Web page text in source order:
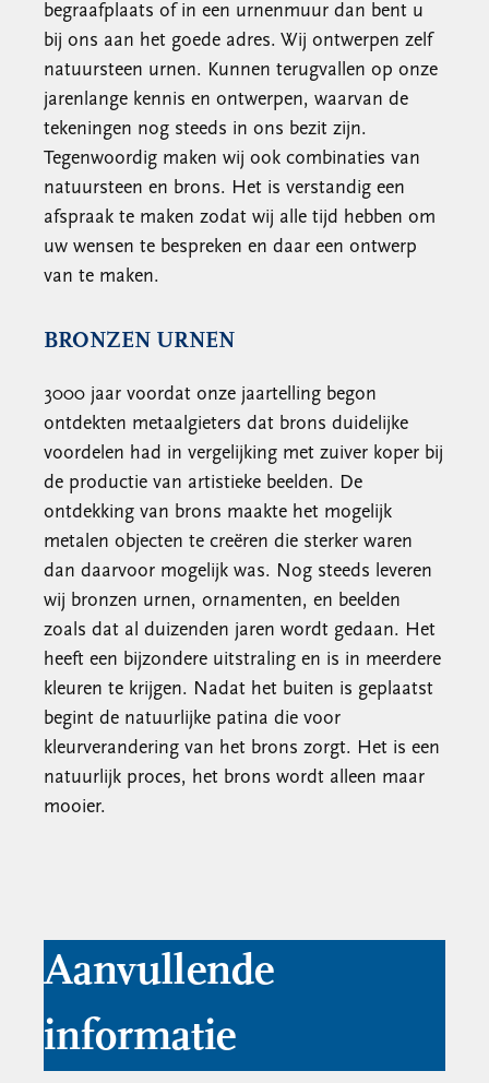
begraafplaats of in een urnenmuur dan bent u
bij ons aan het goede adres. Wij ontwerpen zelf
natuursteen urnen. Kunnen terugvallen op onze
jarenlange kennis en ontwerpen, waarvan de
tekeningen nog steeds in ons bezit zijn.
Tegenwoordig maken wij ook combinaties van
natuursteen en brons. Het is verstandig een
afspraak te maken zodat wij alle tijd hebben om
uw wensen te bespreken en daar een ontwerp
van te maken.
BRONZEN URNEN
3000 jaar voordat onze jaartelling begon
ontdekten metaalgieters dat brons duidelijke
voordelen had in vergelijking met zuiver koper bij
de productie van artistieke beelden. De
ontdekking van brons maakte het mogelijk
metalen objecten te creëren die sterker waren
dan daarvoor mogelijk was. Nog steeds leveren
wij bronzen urnen, ornamenten, en beelden
zoals dat al duizenden jaren wordt gedaan. Het
heeft een bijzondere uitstraling en is in meerdere
kleuren te krijgen. Nadat het buiten is geplaatst
begint de natuurlijke patina die voor
kleurverandering van het brons zorgt. Het is een
natuurlijk proces, het brons wordt alleen maar
mooier.
Aanvullende
informatie